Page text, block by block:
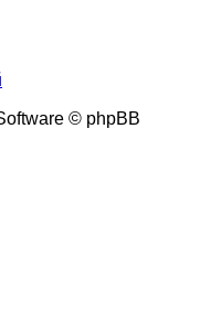
© phpBB